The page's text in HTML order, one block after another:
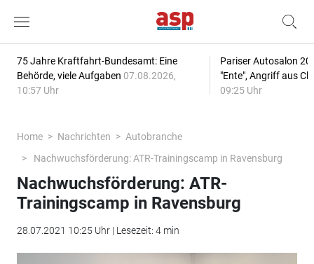
75 Jahre Kraftfahrt-Bundesamt: Eine
Behörde, viele Aufgaben 07.08.2026,
10:57 Uhr
Pariser Autosalon
"Ente", Angriff aus
09:25 Uhr
Home Nachrichten
Autobranche
Nachwuchsförderung: ATR-Trainingscamp in Ravensburg
Nachwuchsförderung: ATR-
Trainingscamp in Ravensburg
28.07.2021 10:25 Uhr | Lesezeit: 4 min